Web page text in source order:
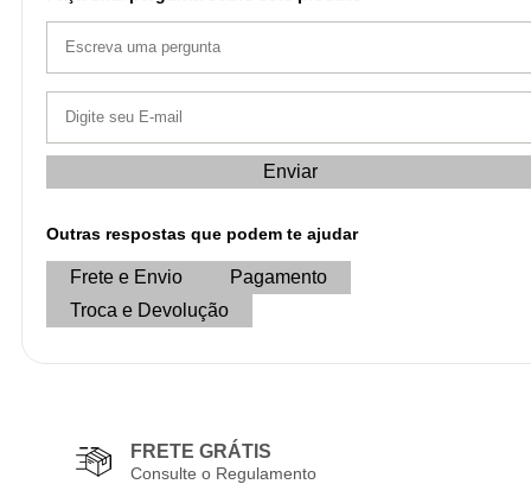
Enviar
Outras respostas que podem te ajudar
Frete e Envio
Pagamento
Troca e Devolução
FRETE GRÁTIS
Consulte o Regulamento